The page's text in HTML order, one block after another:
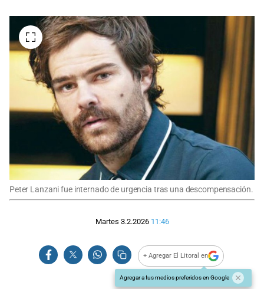
Peter Lanzani fue internado de urgencia tras una descompensación.
Martes 3.2.2026 11:46
+ Agregar El Litoral en
Agregar a tus medios preferidos en Google